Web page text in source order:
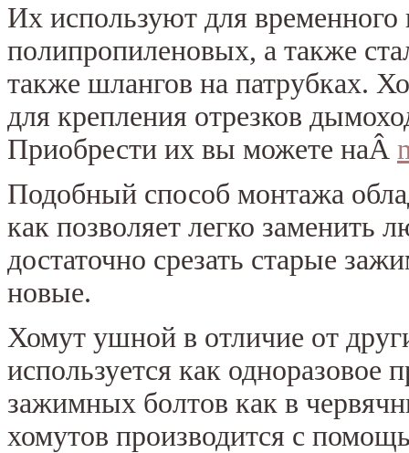
Их используют для временного
полипропиленовых, а также
также шлангов на патрубках.
для крепления отрезков
Приобрести их вы можете наÂ
Подобный способ монтажа
как позволяет легко заменить
достаточно срезать старые
новые.
Хомут ушной в отличие от
используется как одноразовое
зажимных болтов как в
хомутов производится с